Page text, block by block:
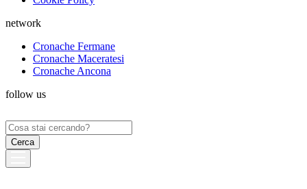
network
Cronache Fermane
Cronache Maceratesi
Cronache Ancona
follow us
Ricerca
per: